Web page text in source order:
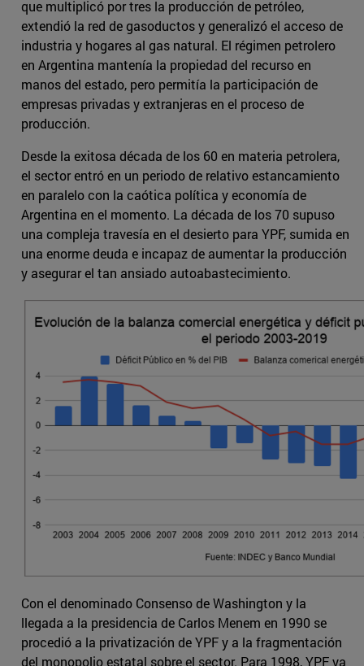
que multiplicó por tres la producción de petróleo,
extendió la red de gasoductos y generalizó el acceso de
industria y hogares al gas natural. El régimen petrolero
en Argentina mantenía la propiedad del recurso en
manos del estado, pero permitía la participación de
empresas privadas y extranjeras en el proceso de
producción.
Desde la exitosa década de los 60 en materia petrolera,
el sector entró en un periodo de relativo estancamiento
en paralelo con la caótica política y economía de
Argentina en el momento. La década de los 70 supuso
una compleja travesía en el desierto para YPF, sumida en
una enorme deuda e incapaz de aumentar la producción
y asegurar el tan ansiado autoabastecimiento.
Con el denominado Consenso de Washington y la
llegada a la presidencia de Carlos Menem en 1990 se
procedió a la privatización de YPF y a la fragmentación
del monopolio estatal sobre el sector. Para 1998, YPF ya